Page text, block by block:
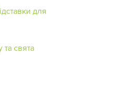
для
та свята